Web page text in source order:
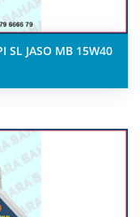
SL JASO MB 15W40